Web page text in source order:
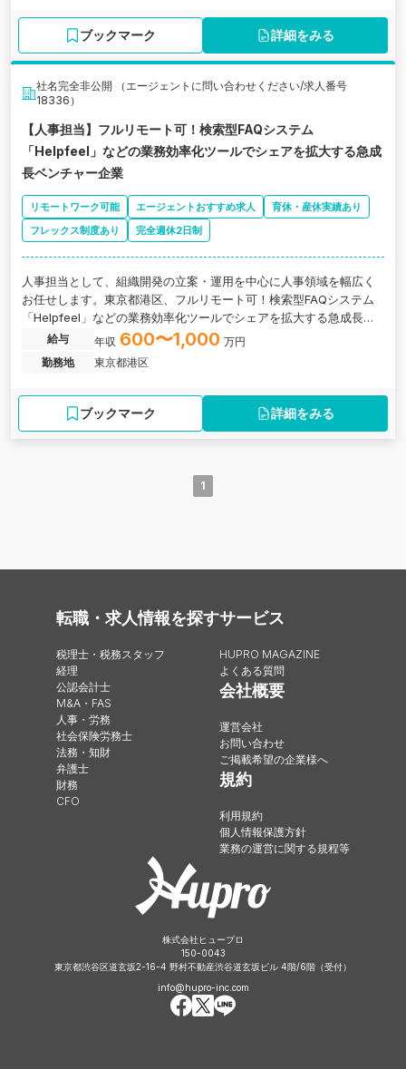
ブックマーク 詳細をみる
社名完全非公開 （エージェントに問い合わせください/求人番号
18336）
【人事担当】フルリモート可！検索型FAQシステム
「Helpfeel」などの業務効率化ツールでシェアを拡大する急成
長ベンチャー企業
リモートワーク可能 エージェントおすすめ求人
育休・産休実績あり
フレックス制度あり
完全週休2日制
人事担当として、組織開発の立案・運用を中心に人事領域を幅広く
お任せします。東京都港区、フルリモート可！検索型FAQシステム
「Helpfeel」などの業務効率化ツールでシェアを拡大する急成長ベ
ンチャー企業
給与 年収 600〜1,000 万円
勤務地
東京都港区
ブックマーク 詳細をみる
1
転職・求人情報を探す
税理士・税務スタッフ
経理
公認会計士
M&A・FAS
人事・労務
社会保険労務士
法務・知財
弁護士
財務
CFO
サービス
HUPRO MAGAZINE
よくある質問
会社概要
運営会社
お問い合わせ
ご掲載希望の企業様へ
規約
利用規約
個人情報保護方針
業務の運営に関する規程等
株式会社ヒュープロ
150-0043
東京都渋谷区道玄坂2-16-4 野村不動産渋谷道玄坂ビル 4階/6階（受付）
info@hupro-inc.com